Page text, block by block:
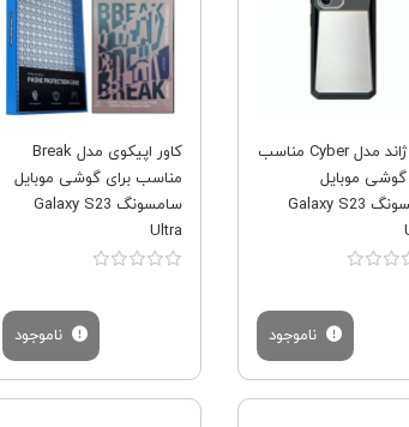
کاور ژاند مدل Cyber مناسب
گوشی موبایل
سامسونگ Galaxy S23
ناموجود
کاور اپیکوی مدل Break
مناسب برای گوشی موبایل
سامسونگ Galaxy S23
Ultra
ناموجود